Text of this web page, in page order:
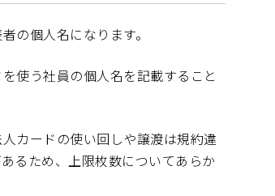
の個人名になります。
使う社員の個人名を記載すること
カードの使い回しや譲渡は規約違
るため、上限枚数についてあらか